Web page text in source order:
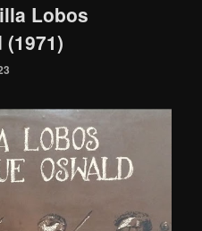
Lobos